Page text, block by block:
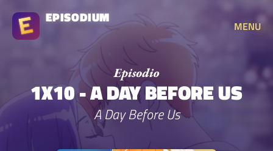
EPISODIUM
MENU
1X10 - A DAY BEFORE US
A Day Before Us